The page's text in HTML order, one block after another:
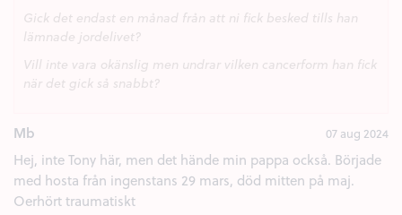
Gick det endast en månad från att ni fick besked tills han
lämnade jordelivet?
Vill inte vara okänslig men undrar vilken cancerform han fick
när det gick så snabbt?
Mb 07 aug 2024
Hej, inte Tony här, men det hände min pappa också. Började
med hosta från ingenstans 29 mars, död mitten på maj.
Oerhört traumatiskt